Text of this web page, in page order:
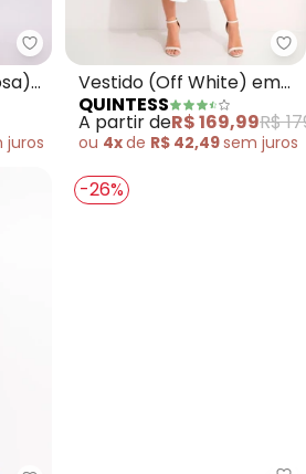
Quintess - Vestido (Bordado
juros
Vestido (Off White) em
Malha Texturizada
QUINTESS
A partir deR$ 169,99R$
ou 4xde R$ 42,49sem juros
-26%